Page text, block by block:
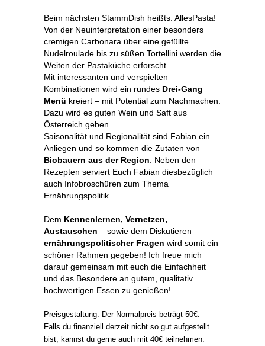
Beim nächsten StammDish heißts: AllesPasta!
Von der Neuinterpretation einer besonders
cremigen Carbonara über eine gefüllte
Nudelroulade bis zu süßen Tortellini werden die
Weiten der Pastaküche erforscht.
Mit interessanten und verspielten
Kombinationen wird ein rundes Drei-Gang
Menü kreiert – mit Potential zum Nachmachen.
Dazu wird es guten Wein und Saft aus
Österreich geben.
Saisonalität und Regionalität sind Fabian ein
Anliegen und so kommen die Zutaten von
Biobauern aus der Region . Neben den
Rezepten serviert Euch Fabian diesbezüglich
auch Infobroschüren zum Thema
Ernährungspolitik.
Dem Kennenlernen, Vernetzen,
Austauschen – sowie dem Diskutieren
ernährungspolitischer Fragen wird somit ein
schöner Rahmen gegeben! Ich freue mich
darauf gemeinsam mit euch die Einfachheit
und das Besondere an gutem, qualitativ
hochwertigen Essen zu genießen!
Preisgestaltung: Der Normalpreis beträgt 50€.
Falls du finanziell derzeit nicht so gut aufgestellt
bist, kannst du gerne auch mit 40€ teilnehmen.